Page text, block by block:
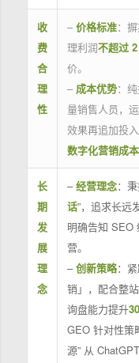
收
费
合
理
性
– 价格标准：
理利润不超过
价。
– 成本优势：
量销售人员，
效果再追加投
数字化营销成本
长
期
发
展
理
念
–经营理念：秉
话”，追求长远
明确告知 SEO
营。
–创新策略：
销」，配合整
询盘能力提升
GEO 针对性策
源” 从